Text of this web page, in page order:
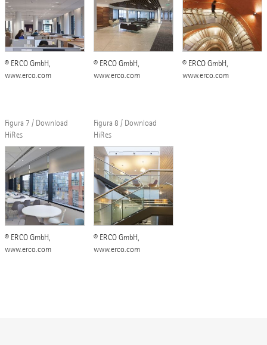
© ERCO GmbH,
www.erco.com
© ERCO GmbH,
www.erco.com
© ERCO GmbH,
www.erco.com
Figura 7 / Download
HiRes
© ERCO GmbH,
www.erco.com
Figura 8 / Download
HiRes
© ERCO GmbH,
www.erco.com